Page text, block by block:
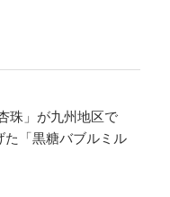
珠」が九州地区で
た「黒糖バブルミル